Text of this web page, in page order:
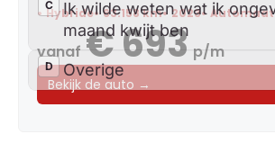
Hybride 63.158 km 2023 Automaat
vanaf € 693 p/m
Bekijk de auto →